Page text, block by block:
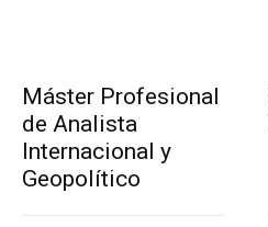
Máster Profesional
de Analista
Internacional y
Geopolítico